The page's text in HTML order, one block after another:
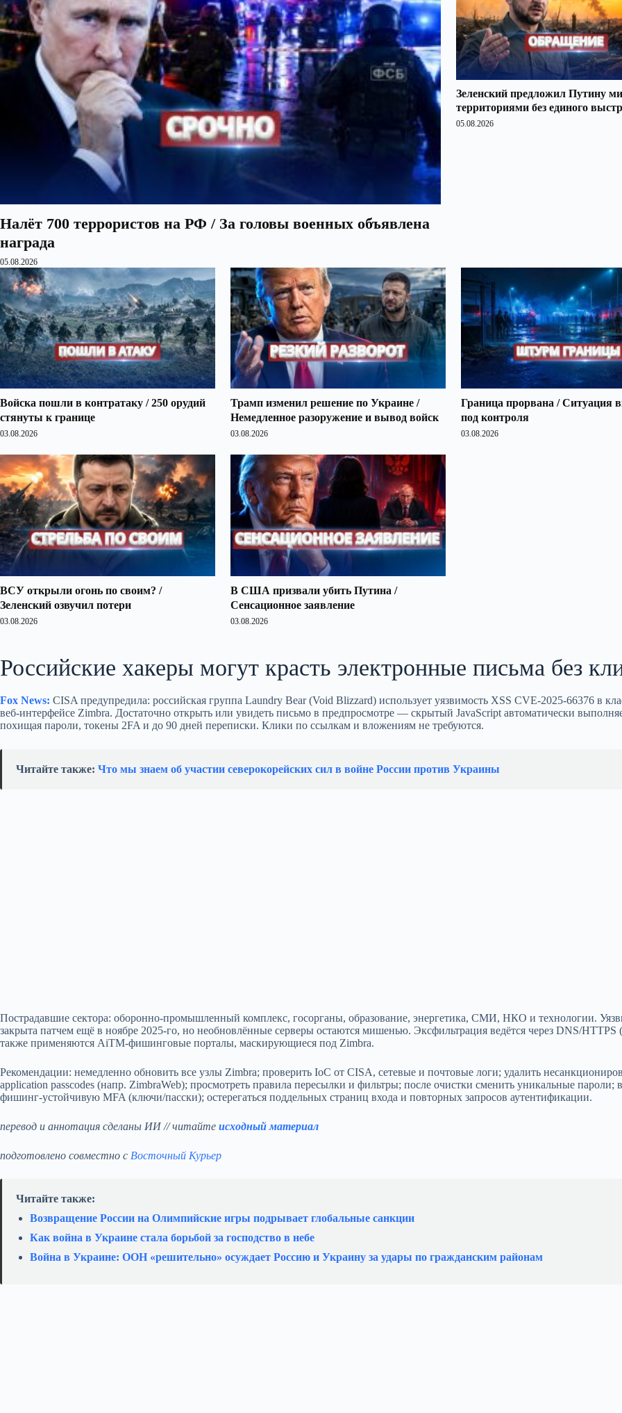
Налёт 700 террористов на РФ / За головы военных объявлена
награда
05.08.2026
Зеленский предложил Путину
территориями без единого
05.08.2026
Войска пошли в контратаку / 250 орудий
стянуты к границе
03.08.2026
Трамп изменил решение по Украине /
Немедленное разоружение и вывод войск
03.08.2026
Граница прорвана / Ситуация
под контроля
03.08.2026
ВСУ открыли огонь по своим? /
Зеленский озвучил потери
03.08.2026
В США призвали убить Путина /
Сенсационное заявление
03.08.2026
Российские хакеры могут красть электронные письма без
Fox News: CISA предупредила: российская группа Laundry Bear (Void Blizzard) использует уязвимость XSS CVE-2025-66376 в
веб‑интерфейсе Zimbra. Достаточно открыть или увидеть письмо в предпросмотре — скрытый JavaScript автоматически
похищая пароли, токены 2FA и до 90 дней переписки. Клики по ссылкам и вложениям не требуются.
Читайте также: Что мы знаем об участии северокорейских сил в войне России против Украины
Пострадавшие сектора: оборонно‑промышленный комплекс, госорганы, образование, энергетика, СМИ, НКО и технологии.
закрыта патчем ещё в ноябре 2025‑го, но необновлённые серверы остаются мишенью. Экcфильтрация ведётся через DNS/HTTPS
также применяются AiTM‑фишинговые порталы, маскирующиеся под Zimbra.
Рекомендации: немедленно обновить все узлы Zimbra; проверить IoC от CISA, сетевые и почтовые логи; удалить
application passcodes (напр. ZimbraWeb); просмотреть правила пересылки и фильтры; после очистки сменить уникальные пароли;
фишинг‑устойчивую MFA (ключи/пасски); остерегаться поддельных страниц входа и повторных запросов аутентификации.
перевод и аннотация сделаны ИИ // читайте исходный материал
подготовлено совместно с Восточный Курьер
Читайте также:
Возвращение России на Олимпийские игры подрывает глобальные санкции
Как война в Украине стала борьбой за господство в небе
Война в Украине: ООН «решительно» осуждает Россию и Украину за удары по гражданским районам